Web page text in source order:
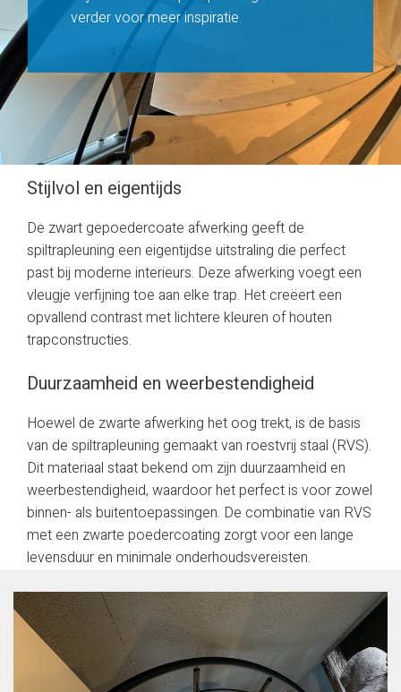
verder voor meer inspiratie.
Stijlvol en eigentijds
De zwart gepoedercoate afwerking geeft de
spiltrapleuning een eigentijdse uitstraling die perfect
past bij moderne interieurs. Deze afwerking voegt een
vleugje verfijning toe aan elke trap. Het creëert een
opvallend contrast met lichtere kleuren of houten
trapconstructies.
Duurzaamheid en weerbestendigheid
Hoewel de zwarte afwerking het oog trekt, is de basis
van de spiltrapleuning gemaakt van roestvrij staal (RVS).
Dit materiaal staat bekend om zijn duurzaamheid en
weerbestendigheid, waardoor het perfect is voor zowel
binnen- als buitentoepassingen. De combinatie van RVS
met een zwarte poedercoating zorgt voor een lange
levensduur en minimale onderhoudsvereisten.